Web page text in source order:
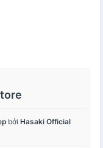
bởi Hasaki Official